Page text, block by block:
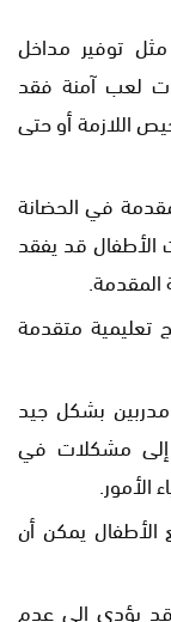
مثل توفير مداخل
لعب آمنة فقد
اللازمة أو حتى
في الحضانة
الأطفال قد يفقد
المقدمة.
تعليمية متقدمة
بشكل جيد
إلى مشكلات في
الأمور.
يمكن أن
يؤدي إلى عدم